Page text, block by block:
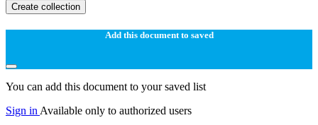
Create collection
Add this document to saved
You can add this document to your saved list
Sign in Available only to authorized users